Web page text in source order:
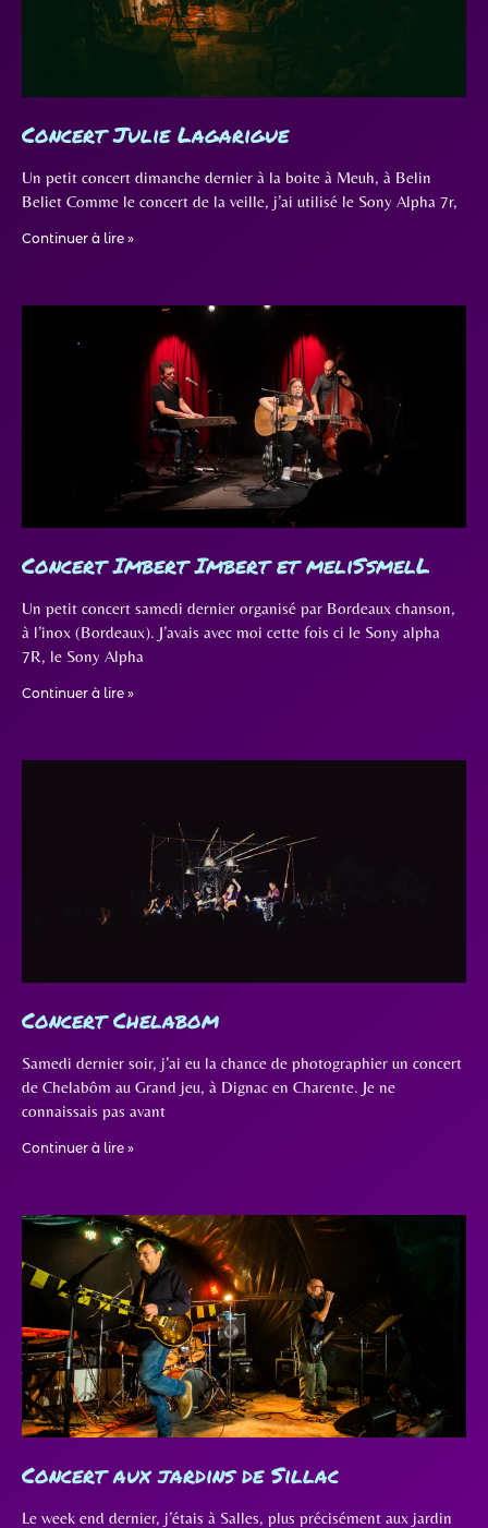
Concert Julie Lagarigue
Un petit concert dimanche dernier à la boite à Meuh, à Belin
Beliet Comme le concert de la veille, j’ai utilisé le Sony Alpha 7r,
Continuer à lire »
Concert Imbert Imbert et meliSsmelL
Un petit concert samedi dernier organisé par Bordeaux chanson,
à l’inox (Bordeaux). J’avais avec moi cette fois ci le Sony alpha
7R, le Sony Alpha
Continuer à lire »
Concert Chelabom
Samedi dernier soir, j’ai eu la chance de photographier un concert
de Chelabôm au Grand jeu, à Dignac en Charente. Je ne
connaissais pas avant
Continuer à lire »
Concert aux jardins de Sillac
Le week end dernier, j’étais à Salles, plus précisément aux jardin